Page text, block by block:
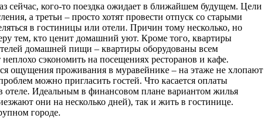
сейчас, кого-то поездка ожидает в ближайшем будущем. Цели
а третьи – просто хотят провести отпуск со старыми
в гостиницы или отели. Причин тому несколько, но
тем, кто ценит домашний уют. Кроме того, квартиры
домашней пищи – квартиры оборудованы всем
сэкономить на посещениях ресторанов и кафе.
ощущения проживания в муравейнике – на этаже не хлопают
можно пригласить гостей. Что касается оплаты
отеле. Идеальным в финансовом плане вариантом жилья
они на несколько дней), так и жить в гостинице.
городе.